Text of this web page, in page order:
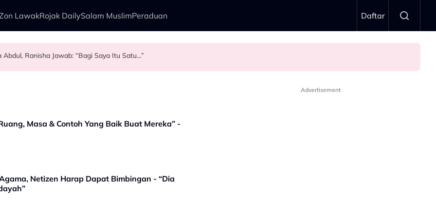
LawakRojak DailySalam MuslimPeraduan Daftar
Speed 2026Ranisha Jawab: “Bagi Saya Itu Satu…”
Kudrat 1968
Babak ‘Single Take’ CHELOT - “Badan Koyak, Balut Terus Sambung”
Masa & Contoh Yang Baik Buat Mereka” -
Netizen Harap Dapat Bimbingan - “Dia
Advertisement